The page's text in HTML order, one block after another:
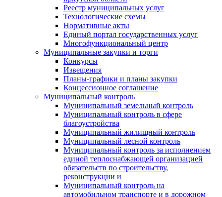
Реестр муниципальных услуг
Технологические схемы
Нормативные акты
Единый портал государственных услуг
Многофункциональный центр
Муниципальные закупки и торги
Конкурсы
Извещения
Планы-графики и планы закупки
Концессионное соглашение
Муниципальный контроль
Муниципальный земельный контроль
Муниципальный контроль в сфере
благоустройства
Муниципальный жилищный контроль
Муниципальный лесной контроль
Муниципальный контроль за исполнением
единой теплоснабжающей организацией
обязательств по строительству,
реконструкции и
Муниципальный контроль на
автомобильном транспорте и в дорожном